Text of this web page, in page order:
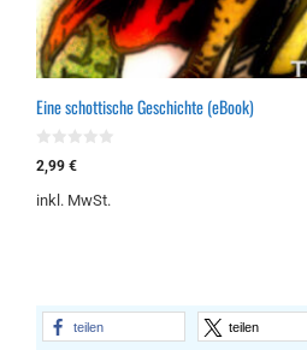
Eine schottische Geschichte (eBook)
0
v
n
2,99 €
inkl. MwSt.
teilen teilen